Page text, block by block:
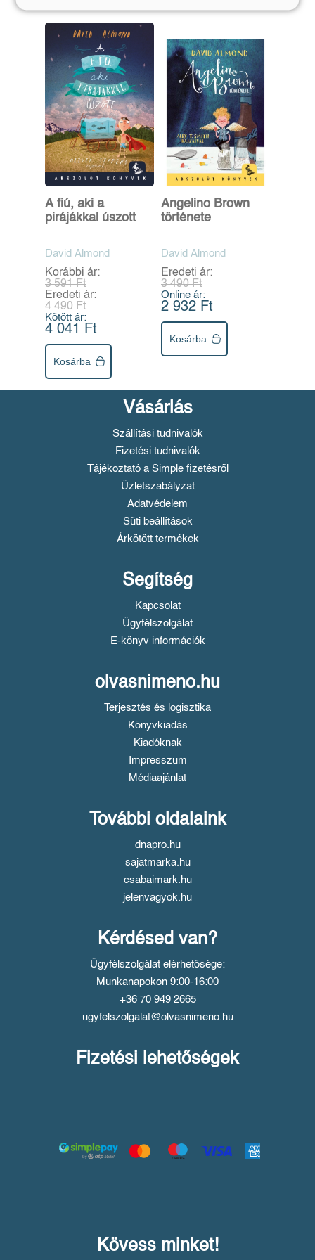
A fiú, aki a
pirájákkal úszott
David Almond
Korábbi ár:
3 591 Ft
Eredeti ár:
4 490 Ft
Kötött ár:
4 041 Ft
Kosárba
Angelino Brown
története
David Almond
Eredeti ár:
3 490 Ft
Online ár:
2 932 Ft
Kosárba
Vásárlás
Szállítási tudnivalók
Fizetési tudnivalók
Tájékoztató a Simple fizetésről
Üzletszabályzat
Adatvédelem
Süti beállítások
Árkötött termékek
Segítség
Kapcsolat
Ügyfélszolgálat
E-könyv információk
olvasnimeno.hu
Terjesztés és logisztika
Könyvkiadás
Kiadóknak
Impresszum
Médiaajánlat
További oldalaink
dnapro.hu
sajatmarka.hu
csabaimark.hu
jelenvagyok.hu
Kérdésed van?
Ügyfélszolgálat elérhetősége:
Munkanapokon 9:00-16:00
+36 70 949 2665
ugyfelszolgalat@olvasnimeno.hu
Fizetési lehetőségek
Kövess minket!